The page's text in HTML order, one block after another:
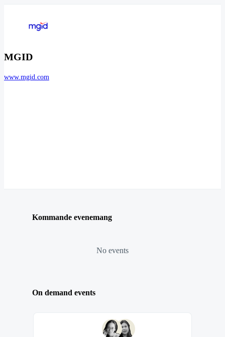
MGID
www.mgid.com
Kommande evenemang
No events
On demand events